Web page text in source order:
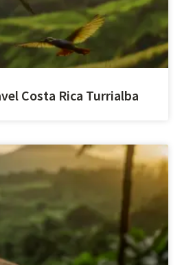
Costa Rica Turrialba